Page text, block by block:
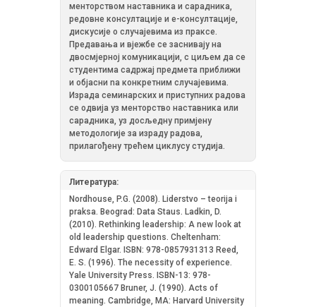
менторством наставника и сарадника,
редовне консултације и е-консултације,
дискусије о случајевима из праксе.
Предавања и вјежбе се заснивају на
двосмјерној комуникацији, с циљем да се
студентима садржај предмета приближи
и објасни na кoнкрeтним случajeвимa.
Израда семинарских и приступних радова
се одвија уз менторство наставника или
сарадника, уз досљедну примјену
методологије за израду радова,
прилагођену трећем циклусу студија.
Литература:
Nordhouse, P.G. (2008). Liderstvo – teorija i
praksa. Beograd: Data Staus. Ladkin, D.
(2010). Rethinking leadership: A new look at
old leadership questions. Cheltenham:
Edward Elgar. ISBN: 978-0857931313 Reed,
E. S. (1996). The necessity of experience.
Yale University Press. ISBN-13: 978-
0300105667 Bruner, J. (1990). Acts of
meaning. Cambridge, MA: Harvard University